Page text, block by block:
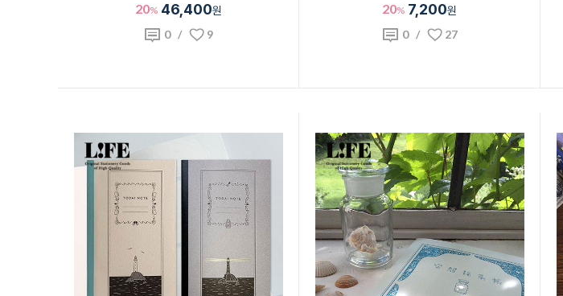
20% 46,400원
0/ 9
20% 7,200원
0/ 27